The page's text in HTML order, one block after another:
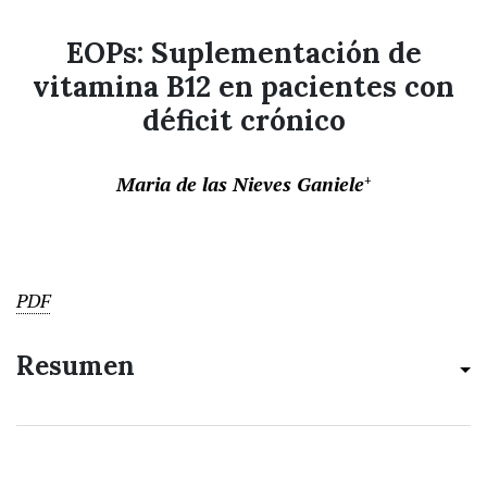
EOPs: Suplementación de
vitamina B12 en pacientes con
déficit crónico
Maria de las Nieves Ganiele+
PDF
Resumen